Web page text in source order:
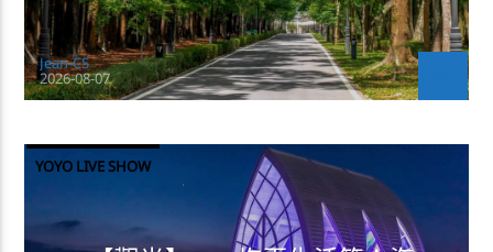
Jean-CS
2026-08-07
YOYO LIVE SHOW